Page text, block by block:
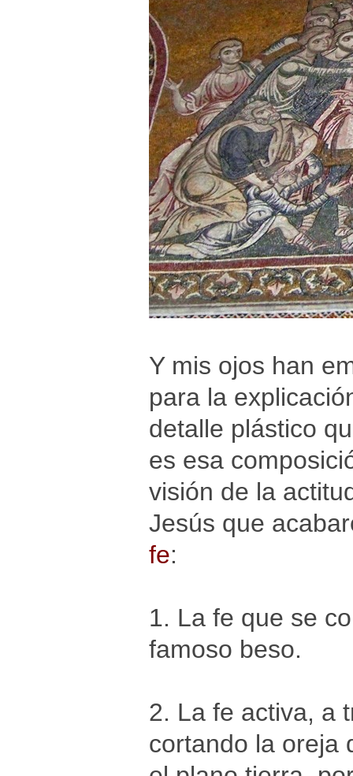
Y mis ojos han
para la
detalle plástico
es esa
visión de la
Jesús que
fe:
1. La fe que se
famoso beso.
2. La fe activa, a
cortando la oreja